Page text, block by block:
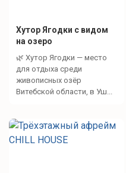
Хутор Ягодки с видом
на озеро
🌿 Хутор Ягодки — место
для отдыха среди
живописных озёр
Витебской области, в Уш...